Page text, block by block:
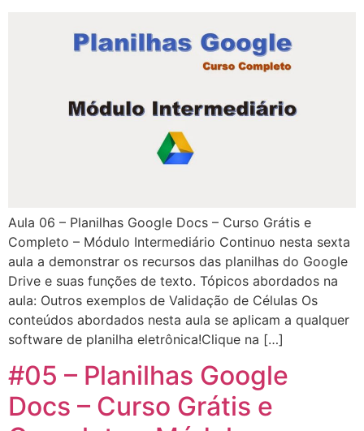
Aula 06 – Planilhas Google Docs – Curso Grátis e
Completo – Módulo Intermediário Continuo nesta sexta
aula a demonstrar os recursos das planilhas do Google
Drive e suas funções de texto. Tópicos abordados na
aula: Outros exemplos de Validação de Células Os
conteúdos abordados nesta aula se aplicam a qualquer
software de planilha eletrônica!Clique na […]
#05 – Planilhas Google
Docs – Curso Grátis e